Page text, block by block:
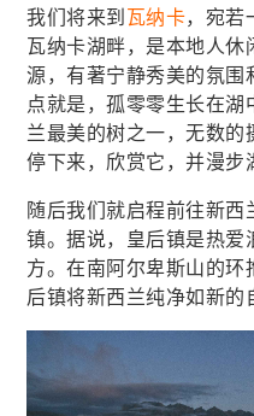
我们将来到瓦纳卡，宛若
瓦纳卡湖畔，是本地人
源，有著宁静秀美的氛
点就是，孤零零生长在
兰最美的树之一，无数
停下来，欣赏它，并漫步
随后我们就启程前往新
镇。据说，皇后镇是热
方。在南阿尔卑斯山的
后镇将新西兰纯净如新的